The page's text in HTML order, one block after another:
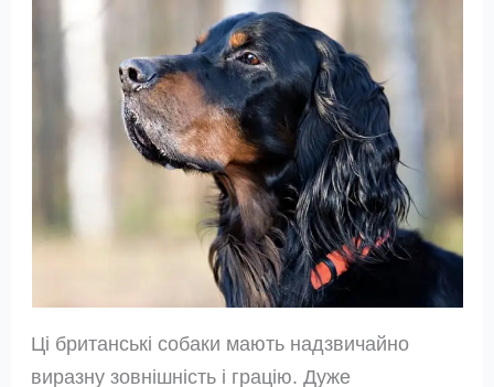
Ці британські собаки мають надзвичайно
виразну зовнішність і грацію. Дуже